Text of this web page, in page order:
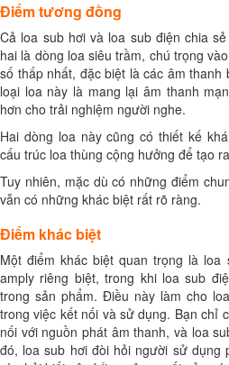
Điểm tương đồng
Cả loa sub hơi và loa sub điện chia
hai là dòng loa siêu trầm, chú trọng
số thấp nhất, đặc biệt là các âm
loại loa này là mang lại âm thanh
hơn cho trải nghiệm người nghe.
Hai dòng loa này cũng có thiết kế
cấu trúc loa thùng cộng hưởng để tạo
Tuy nhiên, mặc dù có những điểm
vẫn có những khác biệt rất rõ ràng.
Điểm khác biệt
Một điểm khác biệt quan trọng là
amply riêng biệt, trong khi loa sub
trong sản phẩm. Điều này làm cho
trong việc kết nối và sử dụng. Bạn chỉ
nối với nguồn phát âm thanh, và loa
đó, loa sub hơi đòi hỏi người sử dụng